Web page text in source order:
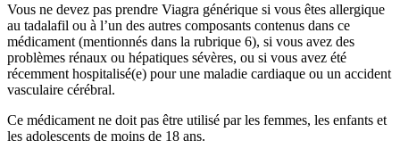
Vous ne devez pas prendre Viagra générique si vous êtes allergique
au tadalafil ou à l’un des autres composants contenus dans ce
médicament (mentionnés dans la rubrique 6), si vous avez des
problèmes rénaux ou hépatiques sévères, ou si vous avez été
récemment hospitalisé(e) pour une maladie cardiaque ou un accident
vasculaire cérébral.
Ce médicament ne doit pas être utilisé par les femmes, les enfants et
les adolescents de moins de 18 ans.